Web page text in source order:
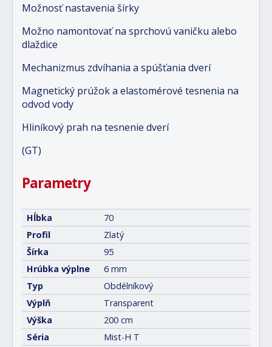
Možnosť nastavenia šírky
Možno namontovať na sprchovú vaničku alebo
dlaždice
Mechanizmus zdvíhania a spúšťania dverí
Magnetický prúžok a elastomérové tesnenia na
odvod vody
Hliníkový prah na tesnenie dverí
(GT)
Parametry
Hĺbka
70
Profil
Zlatý
Šírka
95
Hrúbka výplne
6 mm
Typ
Obdélníkový
Výplň
Transparent
Výška
200 cm
Séria
Mist-H T